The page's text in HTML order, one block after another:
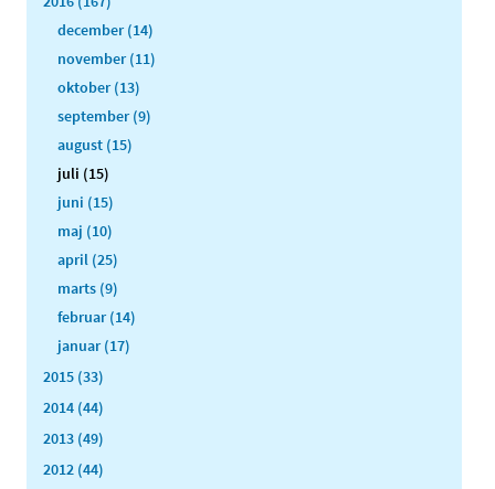
december (14)
november (11)
oktober (13)
september (9)
august (15)
juli (15)
juni (15)
maj (10)
april (25)
marts (9)
februar (14)
januar (17)
2015 (33)
2014 (44)
2013 (49)
2012 (44)